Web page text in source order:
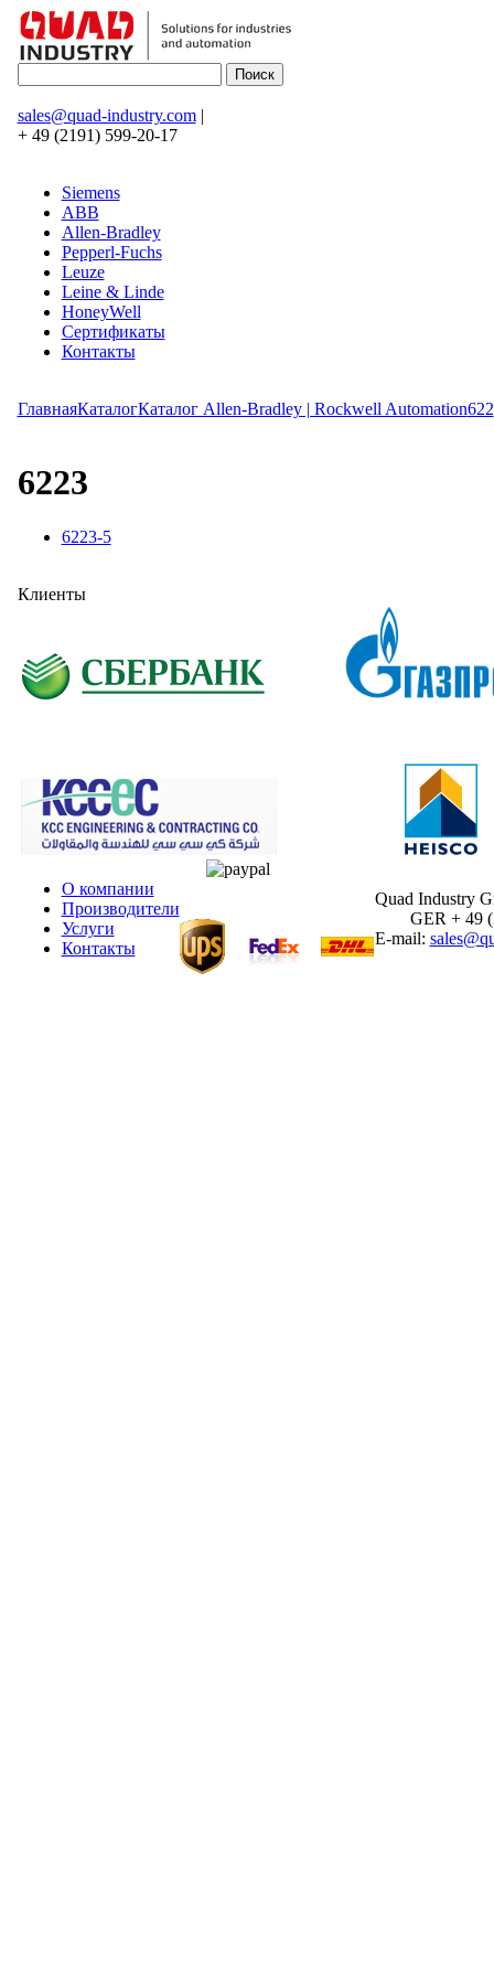
sales@quad-industry.com|
+ 49 (2191) 599-20-17
Siemens
ABB
Allen-Bradley
Pepperl-Fuchs
Leuze
Leine & Linde
HoneyWell
Сертификаты
Контакты
ГлавнаяКаталогКаталог Allen-Bradley | Rockwell Automation622
6223
6223-5
Клиенты
О компании
Производители
Услуги
Контакты
Quad Industry
GER + 49
E-mail: